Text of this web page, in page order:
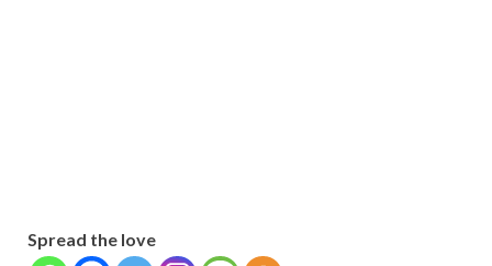
Spread the love